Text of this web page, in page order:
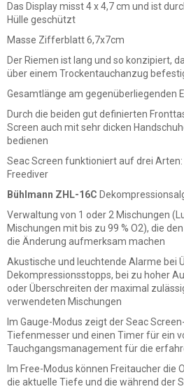
Das Display misst 4 x 4,7 cm und ist
Hülle geschützt
Masse Zifferblatt 6,7x7cm
Der Riemen ist lang und so konzipiert,
über einem Trockentauchanzug
Gesamtlänge am gegenüberliegenden
Durch die beiden gut definierten
Screen auch mit sehr dicken
bedienen
Seac Screen funktioniert auf drei
Freediver
Bühlmann ZHL-16C
Verwaltung von 1 oder 2 Mischungen
Mischungen mit bis zu 99 % O2), die
die Änderung aufmerksam machen
Akustische und leuchtende Alarme bei
Dekompressionsstopps, bei zu hoher
oder Überschreiten der maximal
verwendeten Mischungen
Im Gauge-Modus zeigt der Seac
Tiefenmesser und einen Timer für ein
Tauchgangsmanagement für die
Im Free-Modus können Freitaucher die
die aktuelle Tiefe und die während der